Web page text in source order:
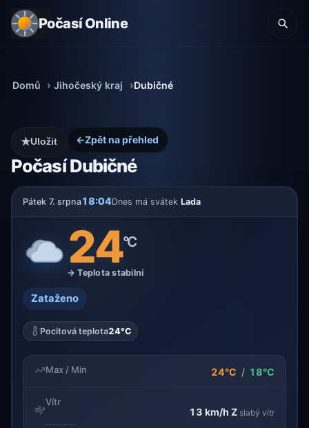
Počasí Online
Domů Jihočeský kraj Dubičné
←Zpět na přehled
Počasí Dubičné
★Uložit
Pátek 7. srpna18:04Dnes má svátek Lada
24°C
→ Teplota stabilní
Zataženo
Pocitová teplota24°C
Max / Min 24°C / 18°C
Vítr
13 km/h Z slabý vítr